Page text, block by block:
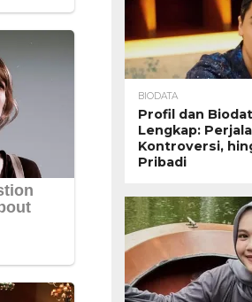
BIODATA
Profil dan
Lengkap:
Kontroversi,
Pribadi